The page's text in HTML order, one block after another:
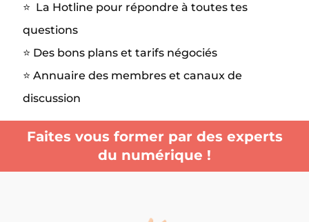
⭐️ La Hotline pour répondre à toutes tes
questions
⭐️ Des bons plans et tarifs négociés
⭐️ Annuaire des membres et canaux de
discussion
Faites vous former par des experts
du numérique !